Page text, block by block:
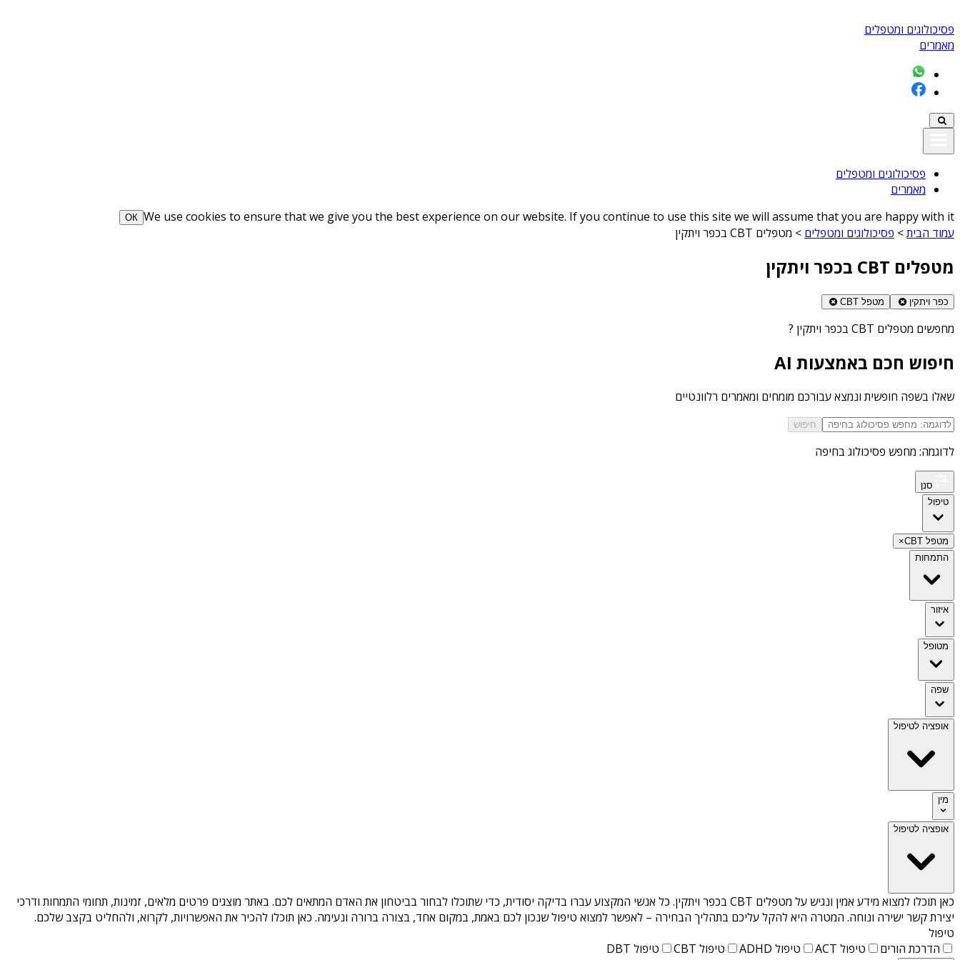
פסיכולוגים ומטפלים
מאמרים
פסיכולוגים ומטפלים
מאמרים
We use cookies to ensure that we give you the best experience on our website. If you continue to use this site we will assume that you are happy with it
ОК
עמוד הבית> פסיכולוגים ומטפלים > מטפלים CBT בכפר ויתקין
מטפלים CBT בכפר ויתקין
כפר ויתקין מטפל CBT
מחפשים מטפלים CBT בכפר ויתקין ?
חיפוש חכם באמצעות AI
שאלו בשפה חופשית ונמצא עבורכם מומחים ומאמרים רלוונטיים
חיפוש
לדוגמה: מחפש פסיכולוג בחיפה
סנן
טיפול
מטפל CBT
×
התמחות
איזור
מטופל
שפה
אופציה לטיפול
מין
אופציה לטיפול
כאן תוכלו למצוא מידע אמין ונגיש על מטפלים CBT בכפר ויתקין
. כל אנשי המקצוע עברו בדיקה יסודית, כדי שתוכלו לבחור בביטחון את האדם המתאים לכם. באתר מוצגים פרטים מלאים, זמינות, תחומי התמחות ודרכי
יצירת קשר ישירה ונוחה. המטרה היא להקל עליכם בתהליך הבחירה – לאפשר למצוא טיפול שנכון לכם באמת, במקום אחד, בצורה ברורה ונעימה. כאן תוכלו להכיר את האפשרויות, לקרוא, ולהחליט בקצב שלכם.
טיפול
הדרכת הורים
טיפול ACT טיפול ADHD טיפול CBT טיפול DBT